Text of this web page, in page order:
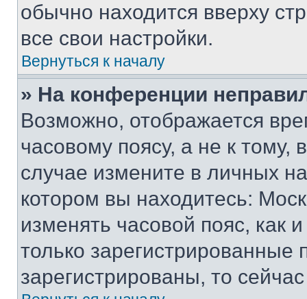
обычно находится вверху
все свои настройки.
Вернуться к началу
» На конференции
Возможно, отображается
часовому поясу, а не к тому,
случае измените в личных
котором вы находитесь:
изменять часовой пояс, как
только
зарегистрированы, то